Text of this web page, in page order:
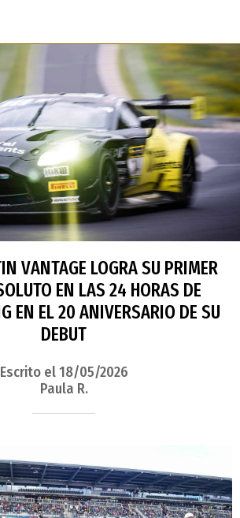
VANTAGE LOGRA SU PRIMER
EN LAS 24 HORAS DE
EN EL 20 ANIVERSARIO DE SU
DEBUT
Escrito el 18/05/2026
Paula R.